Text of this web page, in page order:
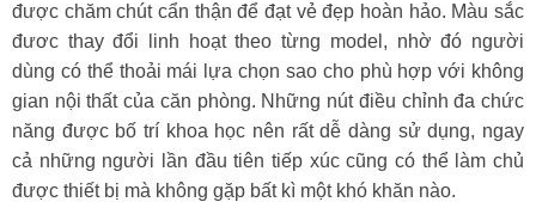
được chăm chút cẩn thận để đạt vẻ đẹp hoàn hảo. Màu sắc
đươc thay đổi linh hoạt theo từng model, nhờ đó người
dùng có thể thoải mái lựa chọn sao cho phù hợp với không
gian nội thất của căn phòng. Những nút điều chỉnh đa chức
năng được bố trí khoa học nên rất dễ dàng sử dụng, ngay
cả những người lần đầu tiên tiếp xúc cũng có thể làm chủ
được thiết bị mà không gặp bất kì một khó khăn nào.